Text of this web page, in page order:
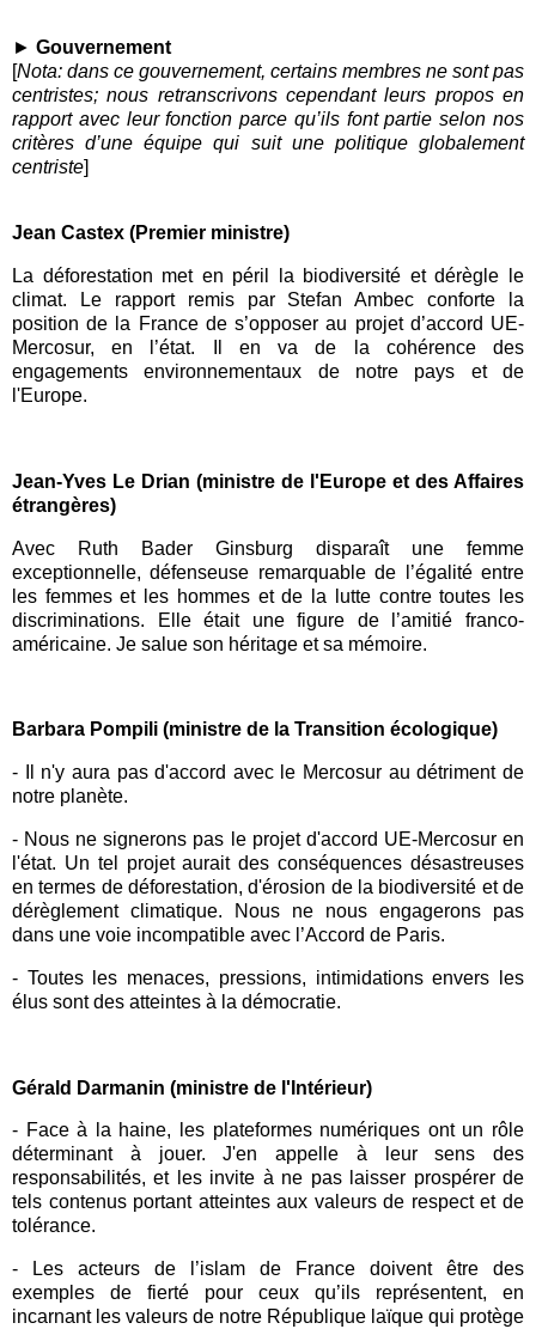
► Gouvernement
[Nota: dans ce gouvernement, certains membres ne sont pas
centristes; nous retranscrivons cependant leurs propos en
rapport avec leur fonction parce qu’ils font partie selon nos
critères d’une équipe qui suit une politique globalement
centriste]
Jean Castex (Premier ministre)
La déforestation met en péril la biodiversité et dérègle le
climat. Le rapport remis par Stefan Ambec conforte la
position de la France de s’opposer au projet d’accord UE-
Mercosur, en l’état. Il en va de la cohérence des
engagements environnementaux de notre pays et de
l'Europe.
Jean-Yves Le Drian (ministre de l'Europe et des Affaires
étrangères)
Avec Ruth Bader Ginsburg disparaît une femme
exceptionnelle, défenseuse remarquable de l’égalité entre
les femmes et les hommes et de la lutte contre toutes les
discriminations. Elle était une figure de l’amitié franco-
américaine. Je salue son héritage et sa mémoire.
Barbara Pompili (ministre de la Transition écologique)
-
Il n'y aura pas d'accord avec le Mercosur au détriment de
notre planète.
- Nous ne signerons pas le projet d'accord UE-Mercosur en
l'état. Un tel projet aurait des conséquences désastreuses
en termes de déforestation, d'érosion de la biodiversité et de
dérèglement climatique. Nous ne nous engagerons pas
dans une voie incompatible avec l’Accord de Paris.
- Toutes les menaces, pressions, intimidations envers les
élus sont des atteintes à la démocratie.
Gérald Darmanin (ministre de l'Intérieur)
- Face à la haine, les plateformes numériques ont un rôle
déterminant à jouer. J'en appelle à leur sens des
responsabilités, et les invite à ne pas laisser prospérer de
tels contenus portant atteintes aux valeurs de respect et de
tolérance.
-
Les acteurs de l’islam de France doivent être des
exemples de fierté pour ceux qu’ils représentent, en
incarnant les valeurs de notre République laïque qui protège